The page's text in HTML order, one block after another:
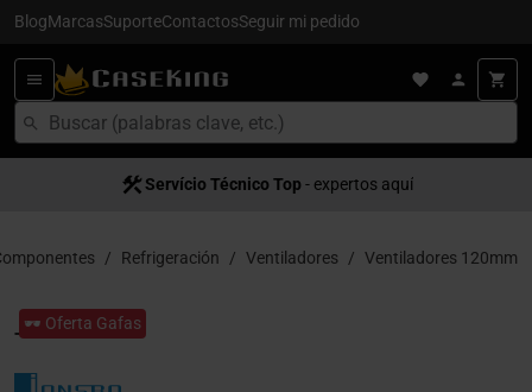
BlogMarcasSuporteContactosSeguir mi pedido
Servício Técnico Top - expertos aquí
Refrigeración Ventiladores Ventiladores 120mm
🕶️ Oferta Gafas